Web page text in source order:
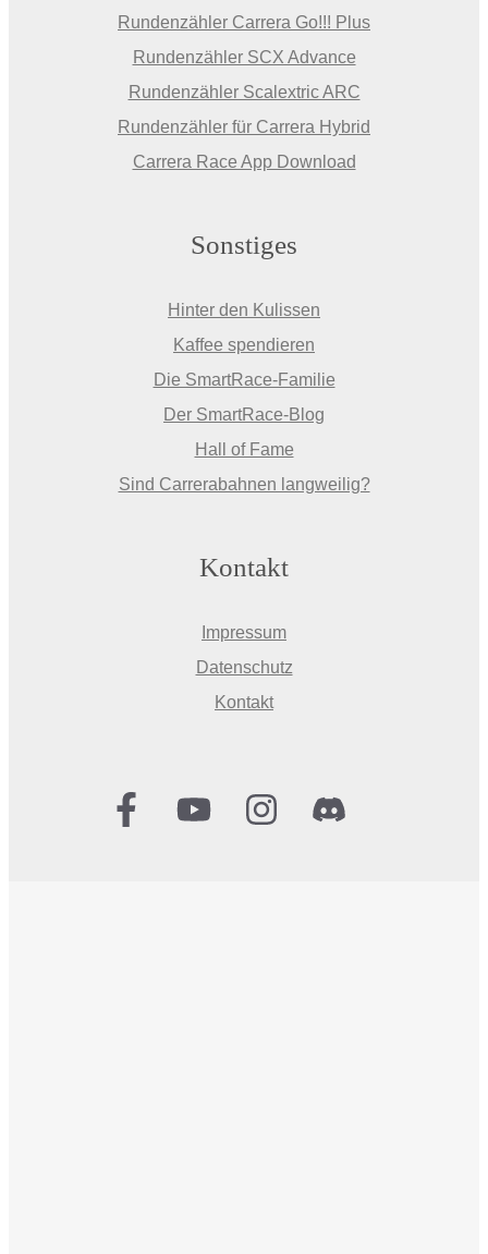
Rundenzähler Carrera Go!!! Plus
Rundenzähler SCX Advance
Rundenzähler Scalextric ARC
Rundenzähler für Carrera Hybrid
Carrera Race App Download
Sonstiges
Hinter den Kulissen
Kaffee spendieren
Die SmartRace-Familie
Der SmartRace-Blog
Hall of Fame
Sind Carrerabahnen langweilig?
Kontakt
Impressum
Datenschutz
Kontakt